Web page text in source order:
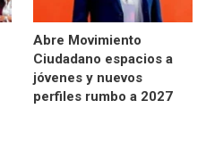
Abre Movimiento
Ciudadano espacios a
jóvenes y nuevos
perfiles rumbo a 2027